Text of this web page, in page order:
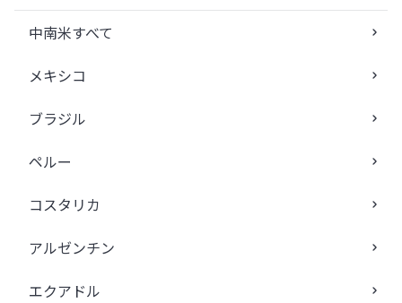
中南米すべて
メキシコ
ブラジル
ペルー
コスタリカ
アルゼンチン
エクアドル